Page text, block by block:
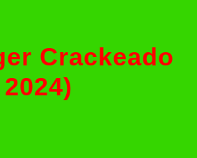
Crackeado